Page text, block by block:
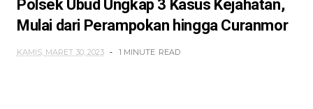
Polsek Ubud Ungkap 3 Kasus Kejahatan,
Mulai dari Perampokan hingga Curanmor
KAMIS, MARET 30, 2023 1 MINUTE READ